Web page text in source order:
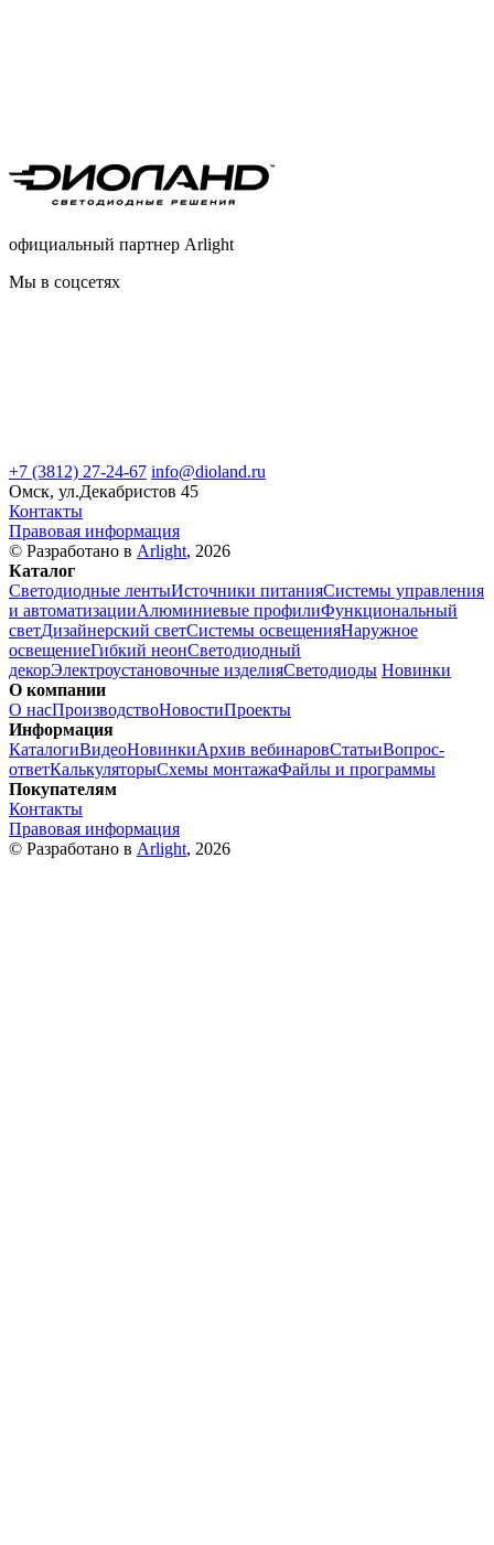
официальный партнер Arlight
Мы в соцсетях
+7 (3812) 27-24-67 info@dioland.ru
Омск, ул.Декабристов 45
Контакты
Правовая информация
© Разработано в Arlight, 2026
Каталог
Светодиодные лентыИсточники питанияСистемы управления
и автоматизацииАлюминиевые профилиФункциональный
светДизайнерский светСистемы освещенияНаружное
освещениеГибкий неонСветодиодный
декорЭлектроустановочные изделияСветодиоды Новинки
О компании
О насПроизводствоНовостиПроекты
Информация
КаталогиВидеоНовинкиАрхив вебинаровСтатьиВопрос-
ответКалькуляторыСхемы монтажаФайлы и программы
Покупателям
Контакты
Правовая информация
© Разработано в Arlight, 2026